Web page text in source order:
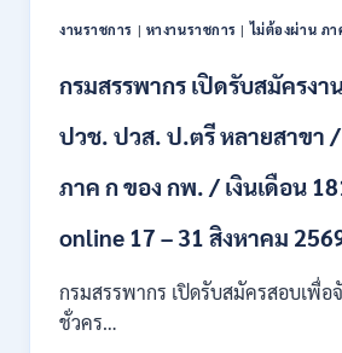
/
และ
/
ต้อง
ภาค
ก
กพ.
งานราชการ | หางานราชการ |ไม่ต้องผ่าน ภ
กรมสรรพากร เปิดรับสมัครงา
ปวช. ปวส. ป.ตรี หลายสาขา
ภาค ก ของ กพ. / เงินเดือน
online 17 – 31 สิงหาคม
กรมสรรพากร เปิดรับสมัครสอบเพื่อ
ชั่วคร…